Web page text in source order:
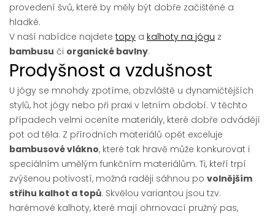
provedení švů, které by měly být dobře začištěné a
hladké.
V naší nabídce najdete topy a kalhoty na jógu z
bambusu či organické bavlny.
Prodyšnost a vzdušnost
U jógy se mnohdy zpotíme, obzvláště u dynamičtějších
stylů, hot jógy nebo při praxi v letním období. V těchto
případech velmi oceníte materiály, které dobře odvádějí
pot od těla. Z přírodních materiálů opět exceluje
bambusové vlákno, které tak hravě může konkurovat i
speciálním umělým funkčním materiálům. Ti, kteří trpí
zvýšenou potivostí, možná raději sáhnou po volnějším
střihu kalhot a topů. Skvělou variantou jsou tzv.
harémové kalhoty, které mají ohrnovací pružný pas,